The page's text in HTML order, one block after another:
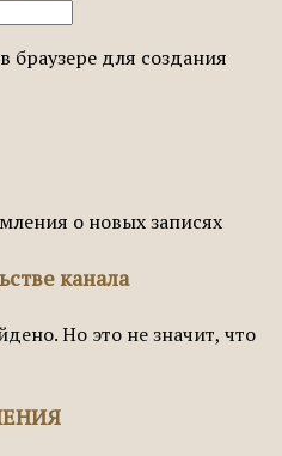
для создания
о новых записях
канала
Но это не значит, что